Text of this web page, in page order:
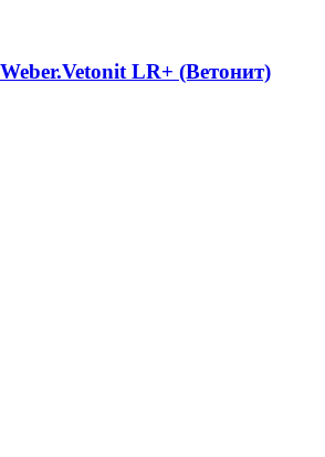
LR+ (Ветонит)